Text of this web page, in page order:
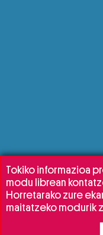
Tokiko informazioa
modu librean
Horretarako zure
maitatzeko modurik